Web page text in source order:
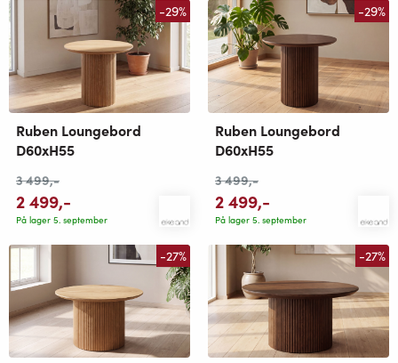
-29%
Ruben Loungebord
D60xH55
3 499,-
2 499,-
På lager 5. september
-29%
Ruben Loungebord
D60xH55
3 499,-
2 499,-
På lager 5. september
-27% -27%